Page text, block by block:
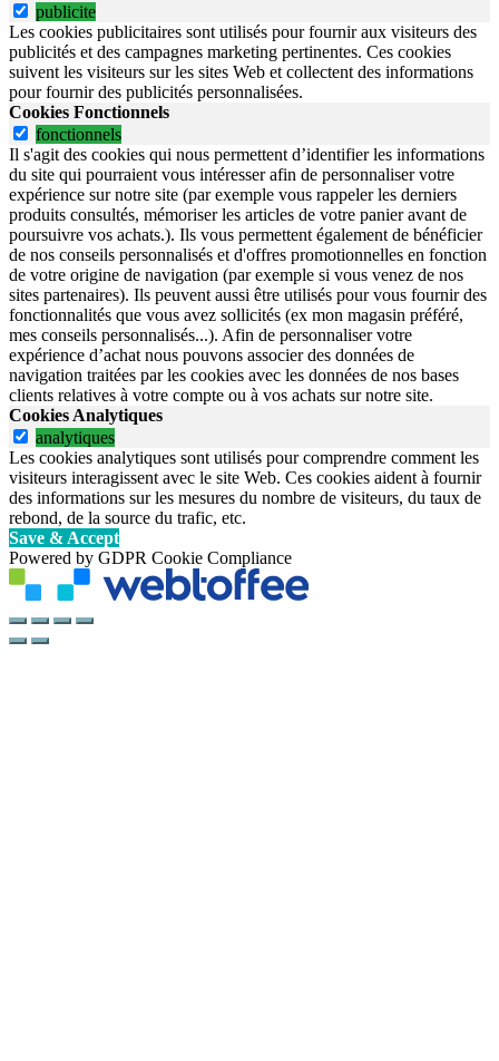
publicite
Les cookies publicitaires sont utilisés pour fournir aux visiteurs des
publicités et des campagnes marketing pertinentes. Ces cookies
suivent les visiteurs sur les sites Web et collectent des informations
pour fournir des publicités personnalisées.
Cookies Fonctionnels
fonctionnels
Il s'agit des cookies qui nous permettent d’identifier les informations
du site qui pourraient vous intéresser afin de personnaliser votre
expérience sur notre site (par exemple vous rappeler les derniers
produits consultés, mémoriser les articles de votre panier avant de
poursuivre vos achats.). Ils vous permettent également de bénéficier
de nos conseils personnalisés et d'offres promotionnelles en fonction
de votre origine de navigation (par exemple si vous venez de nos
sites partenaires). Ils peuvent aussi être utilisés pour vous fournir des
fonctionnalités que vous avez sollicités (ex mon magasin préféré,
mes conseils personnalisés...). Afin de personnaliser votre
expérience d’achat nous pouvons associer des données de
navigation traitées par les cookies avec les données de nos bases
clients relatives à votre compte ou à vos achats sur notre site.
Cookies Analytiques
analytiques
Les cookies analytiques sont utilisés pour comprendre comment les
visiteurs interagissent avec le site Web. Ces cookies aident à fournir
des informations sur les mesures du nombre de visiteurs, du taux de
rebond, de la source du trafic, etc.
Save & Accept
Powered by GDPR Cookie Compliance